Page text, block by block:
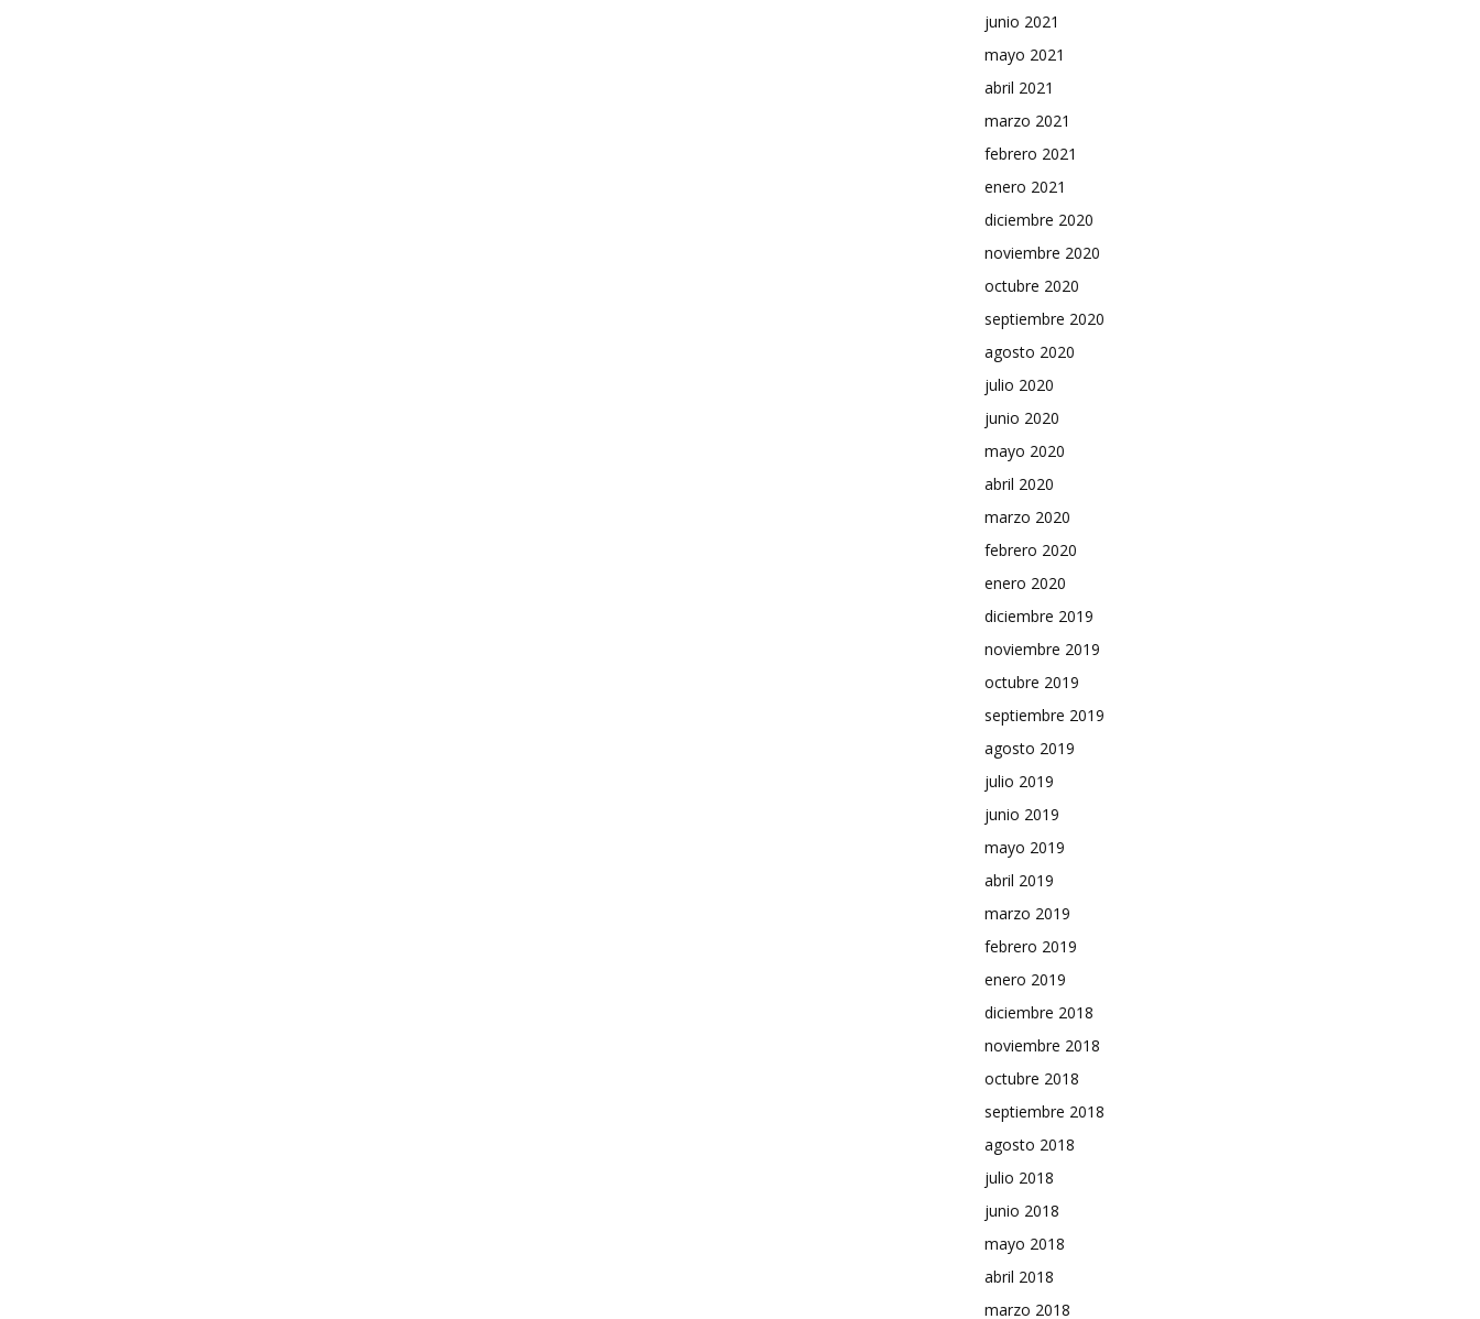
junio 2021
mayo 2021
abril 2021
marzo 2021
febrero 2021
enero 2021
diciembre 2020
noviembre 2020
octubre 2020
septiembre 2020
agosto 2020
julio 2020
junio 2020
mayo 2020
abril 2020
marzo 2020
febrero 2020
enero 2020
diciembre 2019
noviembre 2019
octubre 2019
septiembre 2019
agosto 2019
julio 2019
junio 2019
mayo 2019
abril 2019
marzo 2019
febrero 2019
enero 2019
diciembre 2018
noviembre 2018
octubre 2018
septiembre 2018
agosto 2018
julio 2018
junio 2018
mayo 2018
abril 2018
marzo 2018